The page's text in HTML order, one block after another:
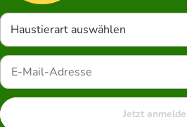
Haustierart auswählen
Jetzt